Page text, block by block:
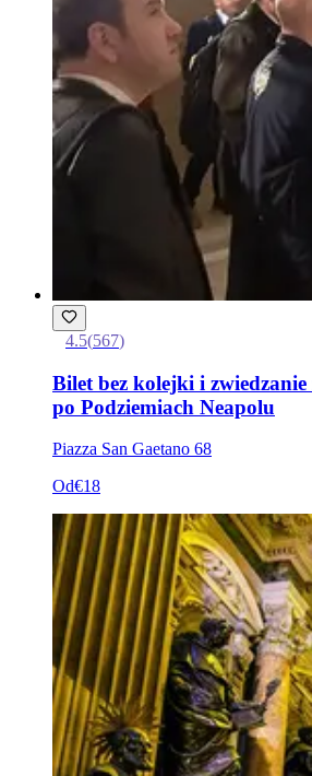
4.5(567)
Bilet bez kolejki i
po Podziemiach Neapolu
Piazza San Gaetano 68
Od€18